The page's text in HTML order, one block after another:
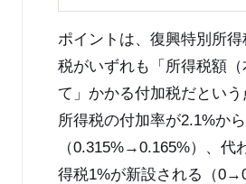
ポイントは、復興特別所
税がいずれも「所得税額
て」かかる付加税だとい
所得税の付加率が2.1%か
（0.315%→0.165%）、代
得税1%が新設される（